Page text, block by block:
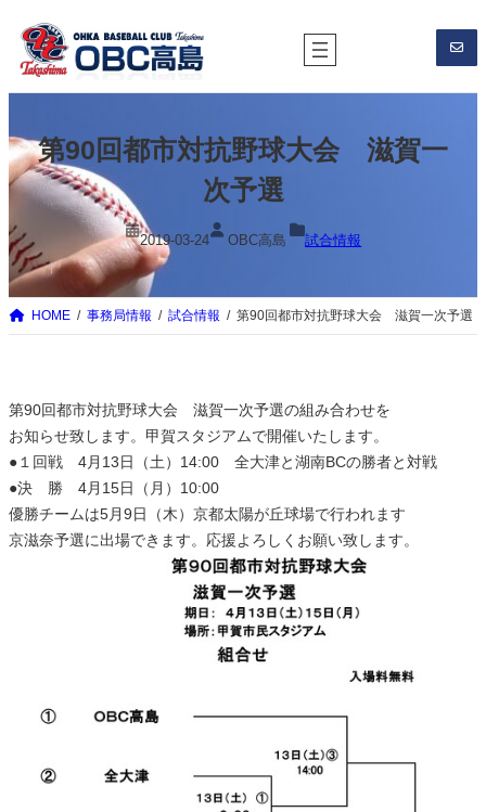
を
ス
ッ
プ
第90回都市対抗野球大会 滋賀一
次予選
2019-03-24 OBC高島 試合情報
HOME 事務局情報 試合情報 第90回都市対抗野球大会 滋賀一次予選
第90回都市対抗野球大会 滋賀一次予選の組み合わせを
お知らせ致します。甲賀スタジアムで開催いたします。
●１回戦 4月13日（土）14:00 全大津と湖南BCの勝者と対戦
●決 勝 4月15日（月）10:00
優勝チームは5月9日（木）京都太陽が丘球場で行われます
京滋奈予選に出場できます。応援よろしくお願い致します。